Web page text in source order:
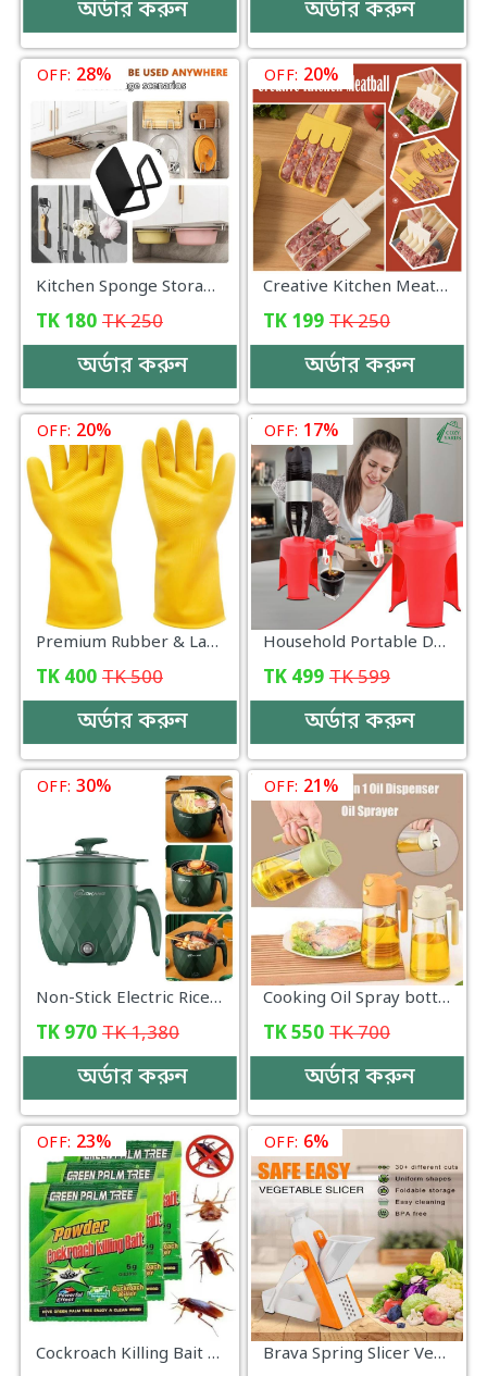
অর্ডার করুন অর্ডার করুন
OFF: 28%
Kitchen Sponge Storage Rack Household Sink Wall Hanging Stainless Steel Dish Cloth Sponge Drain Rack Debris Organizer(4pcs Set)
TK 180 TK250
অর্ডার করুন
OFF: 20%
Creative Kitchen Meatball Mold Meat Ball Scoop with Cutting Spade Ball Maker, None-Stick Meatball Maker
TK 199 TK250
অর্ডার করুন
OFF: 20%
Premium Rubber & Latex Household Gloves
TK 400 TK500
অর্ডার করুন
OFF: 17%
Household Portable Drinking Dispenser Juice Cola Soda Beverage Dispenser
TK 499 TK599
অর্ডার করুন
OFF: 30%
Non-Stick Electric Rice Cooker
TK 970 TK1,380
অর্ডার করুন
OFF: 21%
Cooking Oil Spray bottle
TK550 TK700
অর্ডার করুন
OFF: 23%
Cockroach Killing Bait Powder (5 pcs)
OFF: 6%
Brava Spring Slicer Vegetables Fruits Cutter